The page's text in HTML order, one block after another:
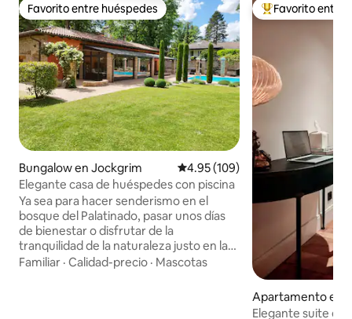
Favorito entre huéspedes
Favorito entre huéspedes
Bungalow en Jockgrim Calificación promedio: 4.95 de
4.95 (109)
Elegante casa de huéspedes con piscina
Ya sea para hacer senderismo en el
bosque del Palatinado, pasar unos días
de bienestar o disfrutar de la
tranquilidad de la naturaleza justo en la
puerta de casa, en este alojamiento se
Familiar · Calidad-precio · Mascotas
Favorito entre
Favorito entre
Apartamento en
Elegante suite en